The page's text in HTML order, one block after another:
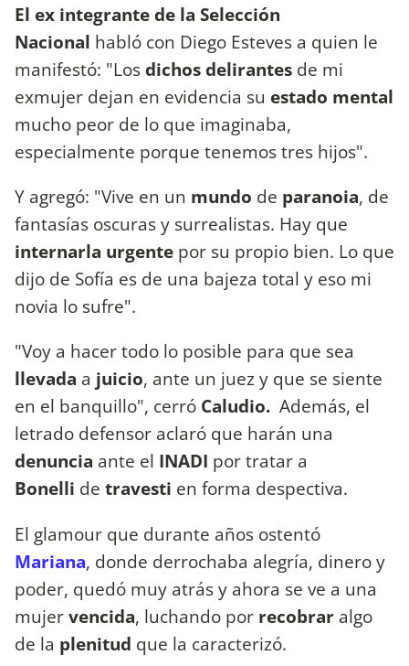
El ex integrante de la Selección
Nacional habló con Diego Esteves a quien le
manifestó: "Losdichos delirantes de mi
exmujer dejan en evidencia su estado mental
mucho peor de lo que imaginaba,
especialmente porque tenemos tres hijos".
Y agregó: "Vive en un mundo de paranoia, de
fantasías oscuras y surrealistas. Hay que
internarla urgente por su propio bien. Lo que
dijo de Sofía es de una bajeza total y eso mi
novia lo sufre".
"Voy a hacer todo lo posible para que sea
llevada a juicio, ante un juez y que se siente
en el banquillo", cerró Caludio. Además, el
letrado defensor aclaró que harán una
denuncia ante el INADI por tratar a
Bonelli de travesti en forma despectiva.
El glamour que durante años ostentó
Mariana, donde derrochaba alegría, dinero y
poder, quedó muy atrás y ahora se ve a una
mujervencida, luchando por recobrar algo
de la plenitud que la caracterizó.